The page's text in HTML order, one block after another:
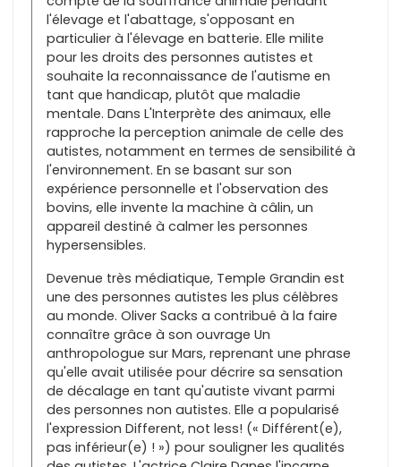
l'élevage et l'abattage, s'opposant en
particulier à l'élevage en batterie. Elle milite
pour les droits des personnes autistes et
souhaite la reconnaissance de l'autisme en
tant que handicap, plutôt que maladie
mentale. Dans L'Interprète des animaux, elle
rapproche la perception animale de celle des
autistes, notamment en termes de sensibilité à
l'environnement. En se basant sur son
expérience personnelle et l'observation des
bovins, elle invente la machine à câlin, un
appareil destiné à calmer les personnes
hypersensibles.
Devenue très médiatique, Temple Grandin est
une des personnes autistes les plus célèbres
au monde. Oliver Sacks a contribué à la faire
connaître grâce à son ouvrage Un
anthropologue sur Mars, reprenant une phrase
qu'elle avait utilisée pour décrire sa sensation
de décalage en tant qu'autiste vivant parmi
des personnes non autistes. Elle a popularisé
l'expression Different, not less! (« Différent(e),
pas inférieur(e) ! ») pour souligner les qualités